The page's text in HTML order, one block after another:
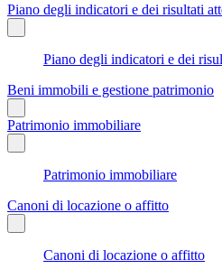
Piano degli indicatori e dei risultati
Piano degli indicatori e dei
Beni immobili e gestione patrimonio
Patrimonio immobiliare
Patrimonio immobiliare
Canoni di locazione o affitto
Canoni di locazione o affitto